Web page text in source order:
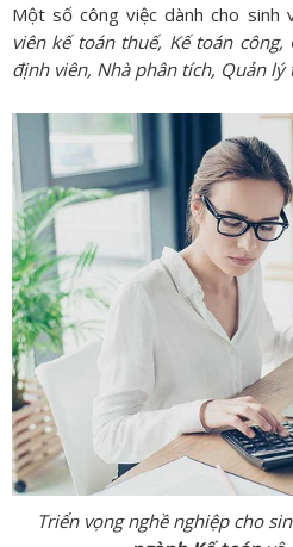
Một số công việc dành cho sinh
viên kế toán thuế, Kế toán
định viên, Nhà phân tích, Quản lý
Triển vọng nghề nghiệp cho